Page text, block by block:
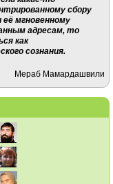
сбору
мгновенному
адресам, то
как
сознания.
Мераб Мамардашвили